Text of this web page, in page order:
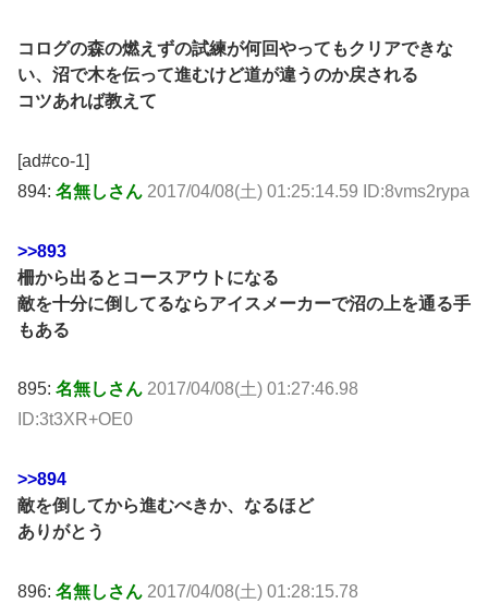
コログの森の燃えずの試練が何回やってもクリアできな
い、沼で木を伝って進むけど道が違うのか戻される
コツあれば教えて
[ad#co-1]
894: 名無しさん 2017/04/08(土) 01:25:14.59 ID:8vms2rypa
>>893
柵から出るとコースアウトになる
敵を十分に倒してるならアイスメーカーで沼の上を通る手
もある
895: 名無しさん 2017/04/08(土) 01:27:46.98
ID:3t3XR+OE0
>>894
敵を倒してから進むべきか、なるほど
ありがとう
896: 名無しさん 2017/04/08(土) 01:28:15.78